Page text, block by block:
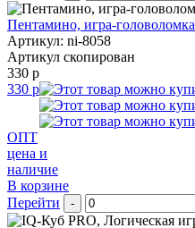
Пентамино, игра-головоломка
Артикул: ni-8058
Артикул скопирован
330 р
330 р
ОПТ
цена и
наличие
В корзине
Перейти
-